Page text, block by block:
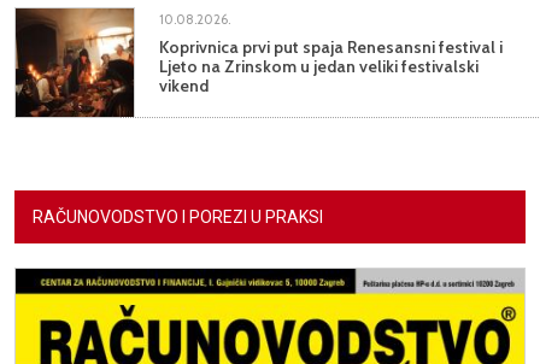
10.08.2026.
Koprivnica prvi put spaja Renesansni festival i
Ljeto na Zrinskom u jedan veliki festivalski
vikend
RAČUNOVODSTVO I POREZI U PRAKSI